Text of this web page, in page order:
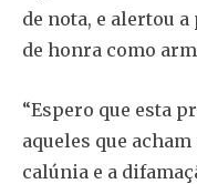
de nota, e alertou
de honra como
“Espero que esta
aqueles que
calúnia e a